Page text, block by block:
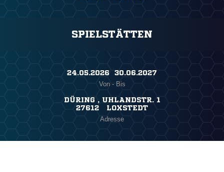
SPIELSTÄTTEN
24.05.2026 ​ 30.06.2027
Von - Bis
DÜRING , UHLANDSTR. 1
27612 LOXSTEDT
Adresse